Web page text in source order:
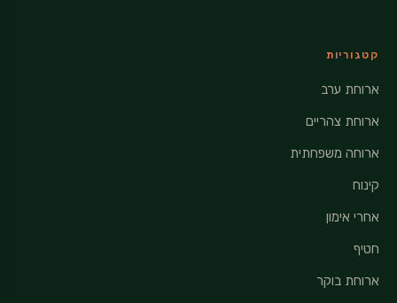
קטגוריות
ארוחת ערב
ארוחת צהריים
ארוחה משפחתית
קינוח
אחרי אימון
חטיף
ארוחת בוקר